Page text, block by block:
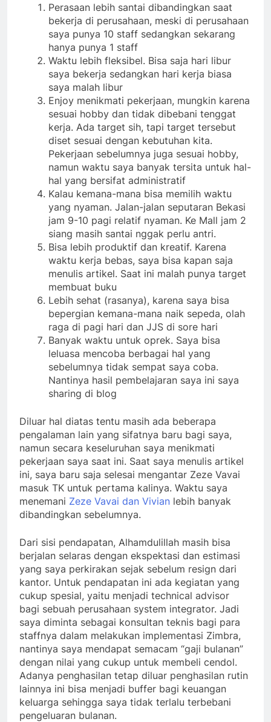
Perasaan lebih santai dibandingkan saat
bekerja di perusahaan, meski di perusahaan
saya punya 10 staff sedangkan sekarang
hanya punya 1 staff
Waktu lebih fleksibel. Bisa saja hari libur
saya bekerja sedangkan hari kerja biasa
saya malah libur
Enjoy menikmati pekerjaan, mungkin karena
sesuai hobby dan tidak dibebani tenggat
kerja. Ada target sih, tapi target tersebut
diset sesuai dengan kebutuhan kita.
Pekerjaan sebelumnya juga sesuai hobby,
namun waktu saya banyak tersita untuk hal-
hal yang bersifat administratif
Kalau kemana-mana bisa memilih waktu
yang nyaman. Jalan-jalan seputaran Bekasi
jam 9-10 pagi relatif nyaman. Ke Mall jam 2
siang masih santai nggak perlu antri.
Bisa lebih produktif dan kreatif. Karena
waktu kerja bebas, saya bisa kapan saja
menulis artikel. Saat ini malah punya target
membuat buku
Lebih sehat (rasanya), karena saya bisa
bepergian kemana-mana naik sepeda, olah
raga di pagi hari dan JJS di sore hari
Banyak waktu untuk oprek. Saya bisa
leluasa mencoba berbagai hal yang
sebelumnya tidak sempat saya coba.
Nantinya hasil pembelajaran saya ini saya
sharing di blog
Diluar hal diatas tentu masih ada beberapa
pengalaman lain yang sifatnya baru bagi saya,
namun secara keseluruhan saya menikmati
pekerjaan saya saat ini. Saat saya menulis artikel
ini, saya baru saja selesai mengantar Zeze Vavai
masuk TK untuk pertama kalinya. Waktu saya
menemani Zeze Vavai dan Vivian lebih banyak
dibandingkan sebelumnya.
Dari sisi pendapatan, Alhamdulillah masih bisa
berjalan selaras dengan ekspektasi dan estimasi
yang saya perkirakan sejak sebelum resign dari
kantor. Untuk pendapatan ini ada kegiatan yang
cukup spesial, yaitu menjadi technical advisor
bagi sebuah perusahaan system integrator. Jadi
saya diminta sebagai konsultan teknis bagi para
staffnya dalam melakukan implementasi Zimbra,
nantinya saya mendapat semacam “gaji bulanan”
dengan nilai yang cukup untuk membeli cendol.
Adanya penghasilan tetap diluar penghasilan rutin
lainnya ini bisa menjadi buffer bagi keuangan
keluarga sehingga saya tidak terlalu terbebani
pengeluaran bulanan.